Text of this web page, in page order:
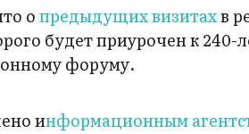
опредыдущих визитахв
будет приурочен к 240-
форуму.
информационным